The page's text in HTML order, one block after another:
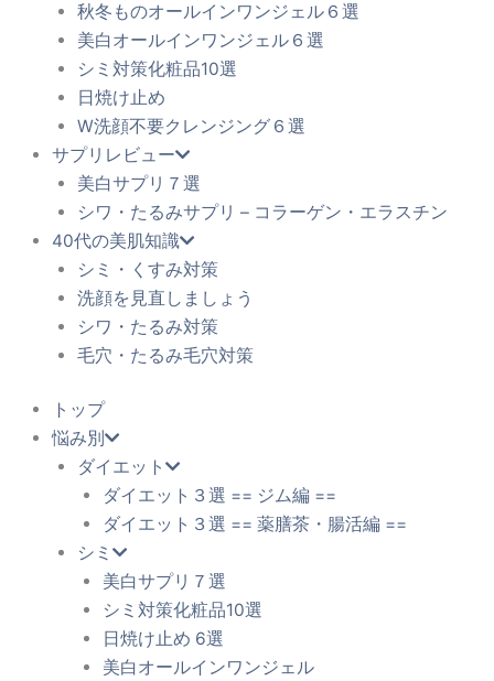
秋冬ものオールインワンジェル６選
美白オールインワンジェル６選
シミ対策化粧品10選
日焼け止め
W洗顔不要クレンジング６選
サプリレビュー
美白サプリ７選
シワ・たるみサプリ – コラーゲン・エラスチン
40代の美肌知識
シミ・くすみ対策
洗顔を見直しましょう
シワ・たるみ対策
毛穴・たるみ毛穴対策
トップ
悩み別
ダイエット
ダイエット３選 == ジム編 ==
ダイエット３選 == 薬膳茶・腸活編 ==
シミ
美白サプリ７選
シミ対策化粧品10選
日焼け止め 6選
美白オールインワンジェル